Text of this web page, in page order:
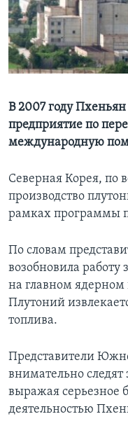
Learning English
СОЦИАЛЬНЫЕ СЕТИ
Языки
В 2007 году Пхеньян
предприятие по
международную
Северная Корея, по
производство
рамках программы
По словам
возобновила работу
на главном
Плутоний
топлива.
Представители
внимательно
выражая серьезное
деятельностью